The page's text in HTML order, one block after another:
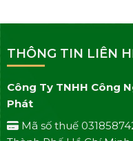
THÔNG TIN LIÊN
Công Ty TNHH Công
Phát
Mã số thuế